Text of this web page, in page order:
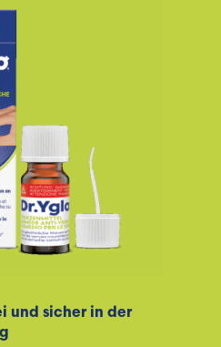
und sicher in der